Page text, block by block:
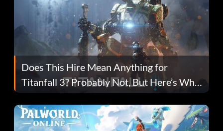
Does This Hire Mean Anything for
Titanfall 3? Probably Not, But Here’s Why
Fans Are Hopeful